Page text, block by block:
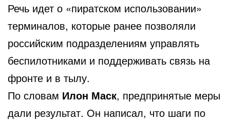
Речь идет о «пиратском использовании»
терминалов, которые ранее позволяли
российским подразделениям управлять
беспилотниками и поддерживать связь на
фронте и в тылу.
По словам Илон Маск, предпринятые меры
дали результат. Он написал, что шаги по